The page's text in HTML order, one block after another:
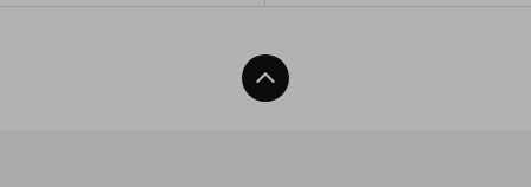
Back To Top